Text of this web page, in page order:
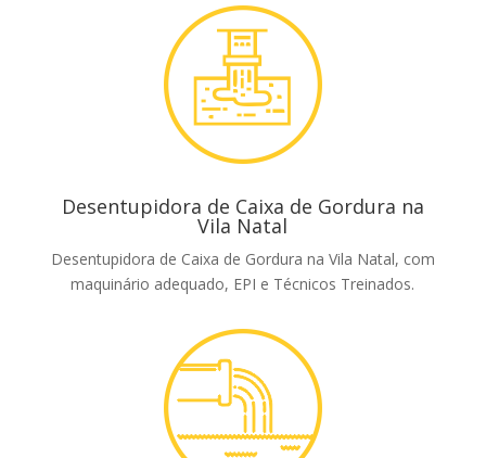
Desentupidora de Caixa de Gordura na
Vila Natal
Desentupidora de Caixa de Gordura na Vila Natal, com
maquinário adequado, EPI e Técnicos Treinados.